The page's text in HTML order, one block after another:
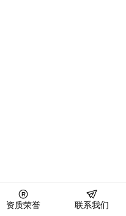
资质荣誉 联系我们